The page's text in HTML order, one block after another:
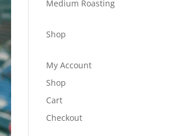
Medium Roasting
Shop
My Account
Shop
Cart
Checkout